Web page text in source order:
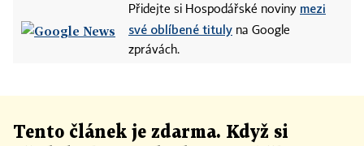
Přidejte si Hospodářské noviny mezi
své oblíbené tituly na Google
zprávách.
Tento článek je zdarma. Když si